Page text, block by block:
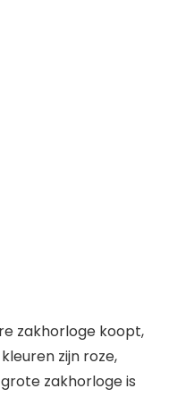
zakhorloge koopt,
zijn roze,
zakhorloge is